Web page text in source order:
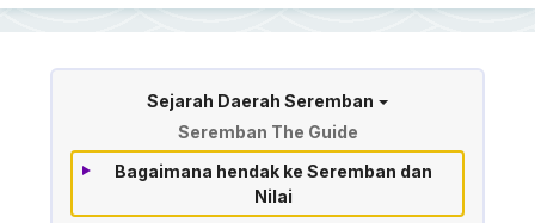
Information of Seremban
Sejarah Daerah Seremban
Seremban The Guide
Bagaimana hendak ke Seremban dan
Nilai